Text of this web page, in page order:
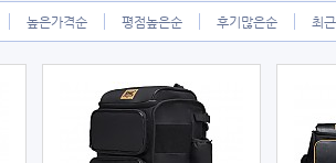
높은가격순 평점높은순 후기많은순 최